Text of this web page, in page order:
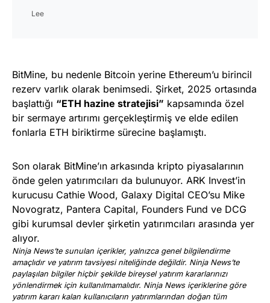
Lee
BitMine, bu nedenle Bitcoin yerine Ethereum’u birincil
rezerv varlık olarak benimsedi. Şirket, 2025 ortasında
başlattığı “ETH hazine stratejisi” kapsamında özel
bir sermaye artırımı gerçekleştirmiş ve elde edilen
fonlarla ETH biriktirme sürecine başlamıştı.
Son olarak BitMine’ın arkasında kripto piyasalarının
önde gelen yatırımcıları da bulunuyor. ARK Invest’in
kurucusu Cathie Wood, Galaxy Digital CEO’su Mike
Novogratz, Pantera Capital, Founders Fund ve DCG
gibi kurumsal devler şirketin yatırımcıları arasında yer
alıyor.
Ninja News’te sunulan içerikler, yalnızca genel bilgilendirme
amaçlıdır ve yatırım tavsiyesi niteliğinde değildir. Ninja News’te
paylaşılan bilgiler hiçbir şekilde bireysel yatırım kararlarınızı
yönlendirmek için kullanılmamalıdır. Ninja News içeriklerine göre
yatırım kararı kalan kullanıcıların yatırımlarından doğan tüm